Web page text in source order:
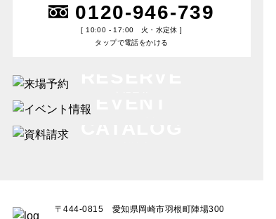
0120-946-739
[ 10:00 - 17:00 火・水定休 ]
タップで電話をかける
〒444-0815 愛知県岡崎市羽根町陣場300